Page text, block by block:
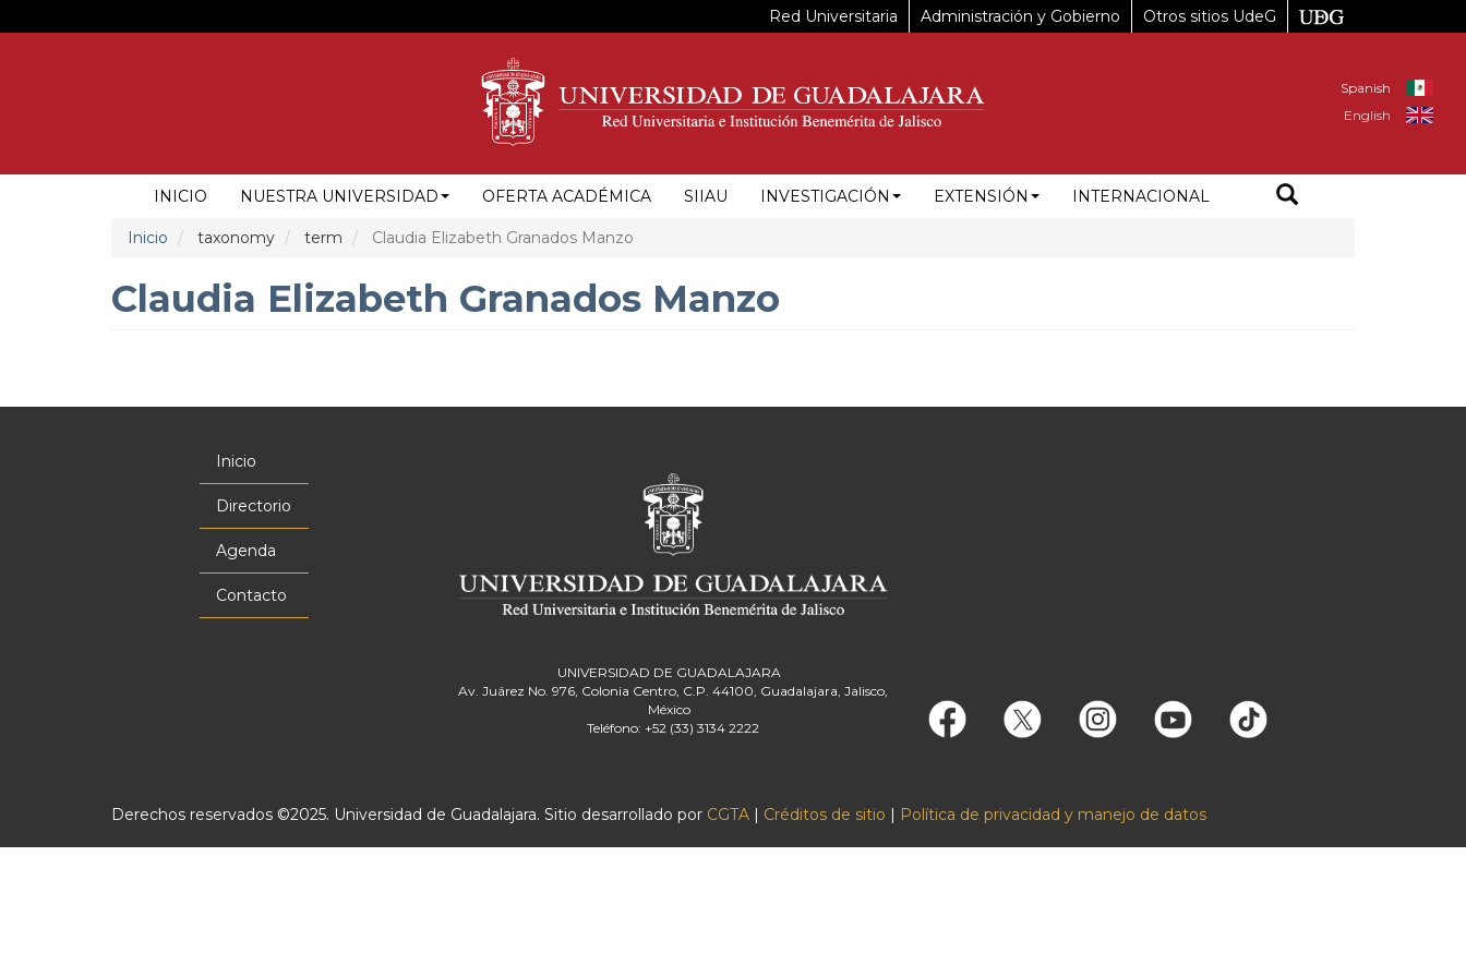
al
Red Universitaria Administración y Gobierno Otros sitios UdeG
Spanish
English
NAVEGACIÓN
PRINCIPAL
INICIO NUESTRA UNIVERSIDAD OFERTA ACADÉMICA SIIAU INVESTIGACIÓN EXTENSIÓN INTERNACIONAL
Inicio taxonomy term Claudia Elizabeth Granados Manzo
Claudia Elizabeth Granados Manzo
principal
Inicio
Directorio
Agenda
Contacto
UNIVERSIDAD DE GUADALAJARA
Av. Juárez No. 976, Colonia Centro, C.P. 44100, Guadalajara, Jalisco,
México
Teléfono: +52 (33) 3134 2222
Derechos reservados ©2025. Universidad de Guadalajara. Sitio desarrollado por CGTA Créditos de sitio Política de privacidad y manejo de datos